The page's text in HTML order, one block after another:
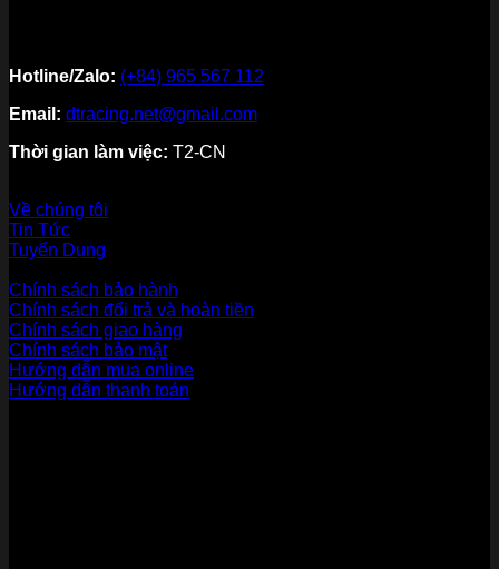
Hotline/Zalo: (+84) 965 567 112
Email: dtracing.net@gmail.com
Thời gian làm việc: T2-CN
Về chúng tôi
Tin Tức
Tuyển Dụng
Chính sách bảo hành
Chính sách đổi trả và hoàn tiền
Chính sách giao hàng
Chính sách bảo mật
Hướng dẫn mua online
Hướng dẫn thanh toán